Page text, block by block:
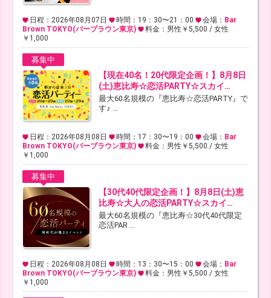
日程：2026年08月07日 時間：19：30〜21：00 会場： Bar
Brown TOKYO(バーブラウン東京)
料金：男性￥5,500 / 女性
￥1,000
募集中
【現在40名！20代限定企画！】8月8日
(土)恵比寿☆恋活PARTY☆スカイ…
最大60名規模の『恵比寿☆恋活PARTY』で
す♪ ...
日程：2026年08月08日 時間：17：30〜19：00 会場： Bar
Brown TOKYO(バーブラウン東京)
料金：男性￥5,500 / 女性
￥1,000
募集中
【30代40代限定企画！】8月8日(土)恵
比寿☆大人の恋活PARTY☆スカイ…
最大60名規模の『恵比寿☆30代40代限定
恋活PAR ...
日程：2026年08月08日 時間：13：30〜15：00 会場： Bar
Brown TOKYO(バーブラウン東京)
料金：男性￥5,500 / 女性
￥1,000